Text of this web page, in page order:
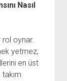
Nasıl
rol oynar.
yetmez;
en üst